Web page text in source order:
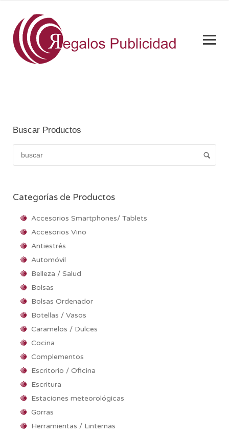
Buscar Productos
Categorías de Productos
Accesorios Smartphones/ Tablets
Accesorios Vino
Antiestrés
Automóvil
Belleza / Salud
Bolsas
Bolsas Ordenador
Botellas / Vasos
Caramelos / Dulces
Cocina
Complementos
Escritorio / Oficina
Escritura
Estaciones meteorológicas
Gorras
Herramientas / Linternas